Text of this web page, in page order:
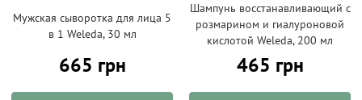
Мужская сыворотка для лица 5
в 1 Weleda, 30 мл
665 грн
Шампунь восстанавливающий с
розмарином и гиалуроновой
кислотой Weleda, 200 мл
465 грн